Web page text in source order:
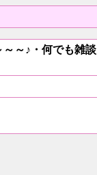
～♪・何でも雑談